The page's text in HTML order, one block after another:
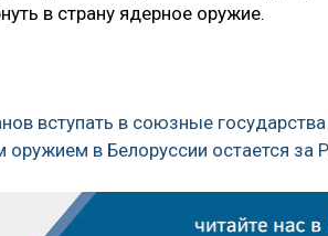
в страну ядерное оружие.
вступать в союзные государства
оружием в Белоруссии остается за